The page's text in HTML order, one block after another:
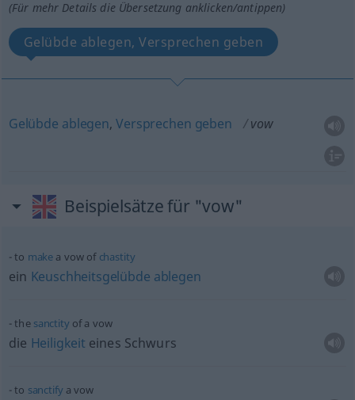
(Für mehr Details die Übersetzung anklicken/antippen)
Gelübde ablegen, Versprechen geben
Gelübde ablegen,Versprechen geben vow
Beispielsätze für "vow"
to make a vow of chastity
ein Keuschheitsgelübde ablegen
the sanctityof a vow
die Heiligkeit eines Schwurs
to sanctifya vow